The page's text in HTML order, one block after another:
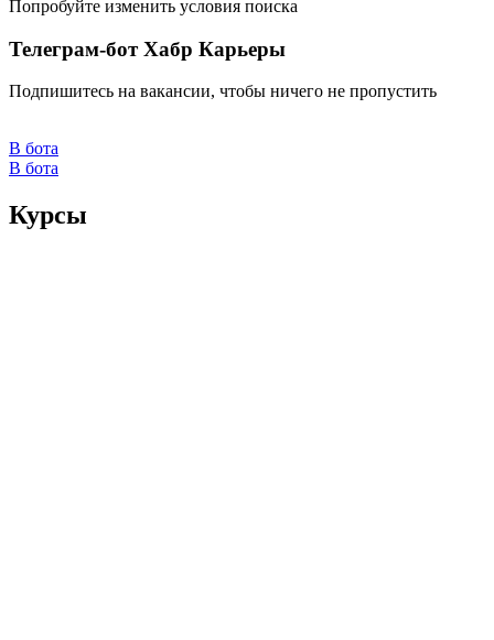
Попробуйте изменить условия поиска
Телеграм-бот Хабр Карьеры
Подпишитесь на вакансии, чтобы ничего не пропустить
В бота
В бота
Курсы